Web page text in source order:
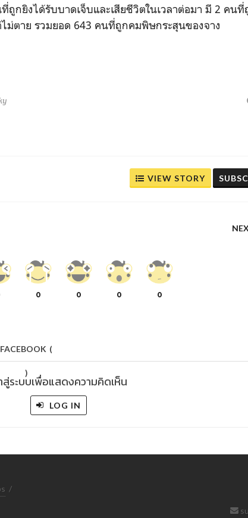
ถูกยิงได้รับบาดเจ็บและเสียชีวิตในเวลาต่อมา มี 2 คนที่
ตาย รวมยอด 643 คนที่ถูกคมพิษกระสุนของจาง
VIEW STORY
0 0 0 0
FACEBOOK (
)
สู่ระบบเพื่อแสดงความคิดเห็น
LOG IN
/